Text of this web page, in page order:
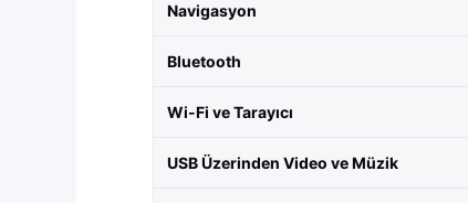
Navigasyon
Bluetooth
Wi-Fi ve Tarayıcı
USB Üzerinden Video ve Müzik